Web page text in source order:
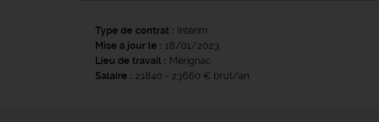
Type de contrat
Intérim
Mise à jour le
18/01/2023
Lieu de travail
Mérignac
Salaire
21840 - 23660 € brut/an